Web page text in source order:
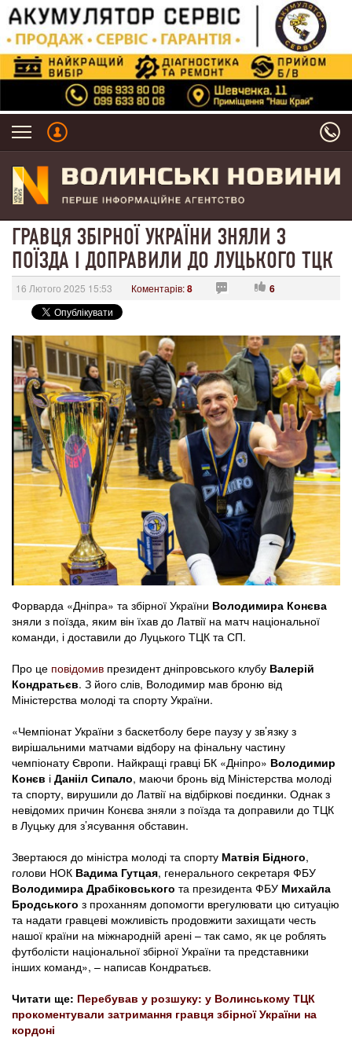
ГРАВЦЯ ЗБІРНОЇ УКРАЇНИ ЗНЯЛИ З
ПОЇЗДА І ДОПРАВИЛИ ДО ЛУЦЬКОГО ТЦК
16 Лютого 2025 15:53 Коментарів:8 6
Форварда «Дніпра» та збірної України Володимира Конєва
зняли з поїзда, яким він їхав до Латвії на матч національної
команди, і доставили до Луцького ТЦК та СП.
Про це повідомив президент дніпровського клубу Валерій
Кондратьєв. З його слів, Володимир мав броню від
Міністерства молоді та спорту України.
«Чемпіонат України з баскетболу бере паузу у зв’язку з
вирішальними матчами відбору на фінальну частину
чемпіонату Європи. Найкращі гравці БК «Дніпро» Володимир
Конєв і Данііл Сипало, маючи бронь від Міністерства молоді
та спорту, вирушили до Латвії на відбіркові поєдинки. Однак з
невідомих причин Конєва зняли з поїзда та доправили до ТЦК
в Луцьку для з’ясування обставин.
Звертаюся до міністра молоді та спорту Матвія Бідного,
голови НОК Вадима Гутцая, генерального секретаря ФБУ
Володимира Драбіковського та президента ФБУ Михайла
Бродського з проханням допомогти врегулювати цю ситуацію
та надати гравцеві можливість продовжити захищати честь
нашої країни на міжнародній арені – так само, як це роблять
футболісти національної збірної України та представники
інших команд», – написав Кондратьєв.
Читати ще: Перебував у розшуку: у Волинському ТЦК
прокоментували затримання гравця збірної України на
кордоні